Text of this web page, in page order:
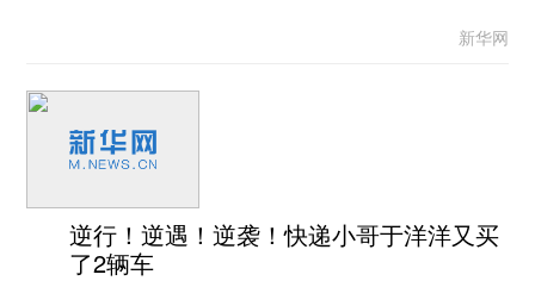
新华网
逆行！逆遇！逆袭！快递小哥于洋洋又买
了2辆车